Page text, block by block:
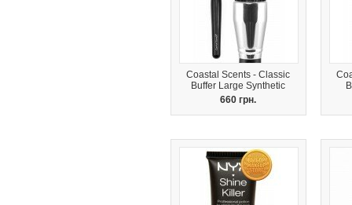
Coastal Scents - Classic
Buffer Large Synthetic
660 грн.